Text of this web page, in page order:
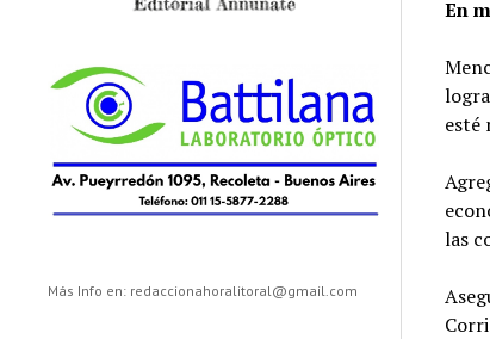
Más Info en: redaccionahoralitoral@gmail.com
En
esté
las